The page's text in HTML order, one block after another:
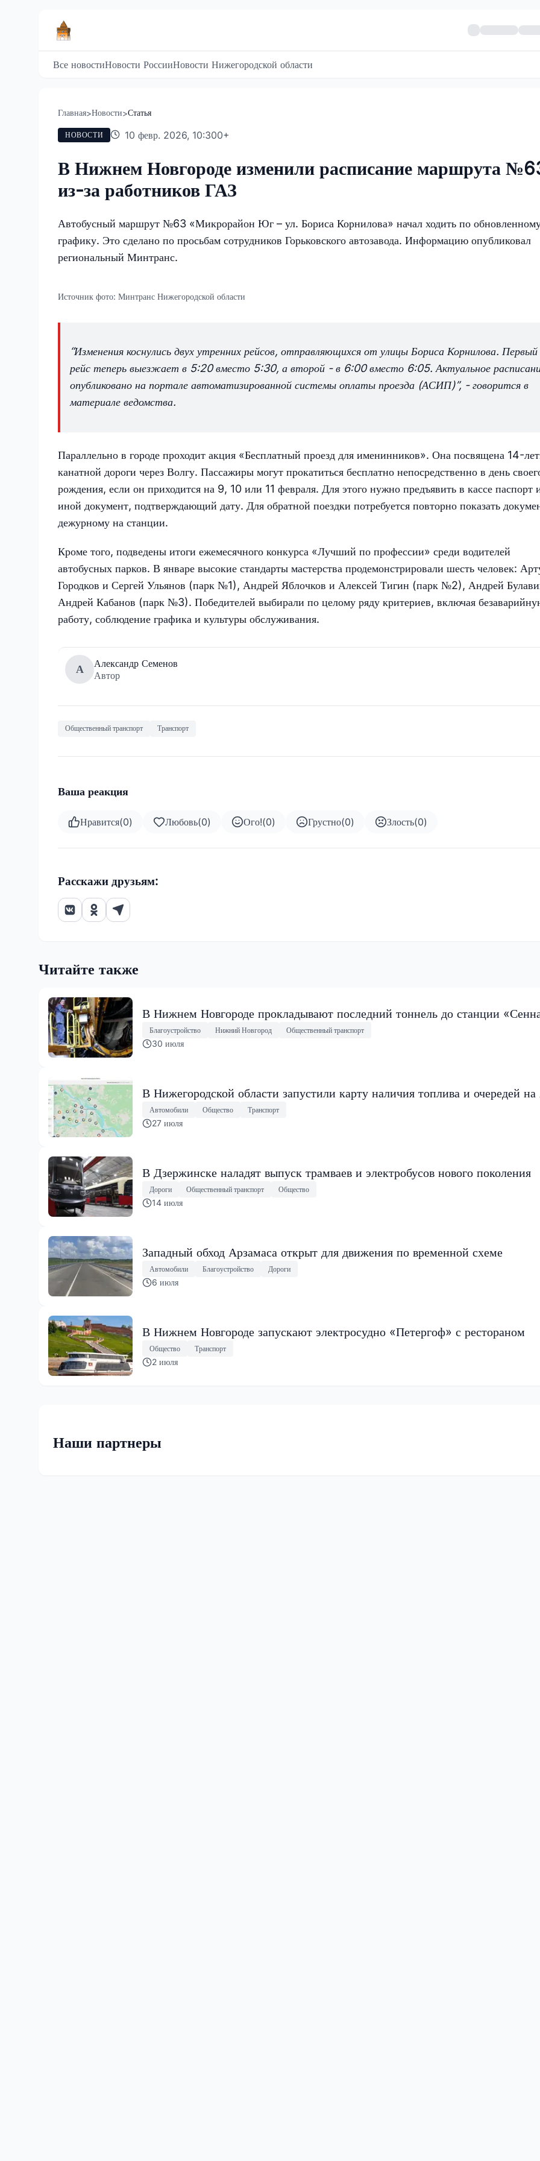
Все новостиНовости РоссииНовости Нижегородской области
Главная>Новости>Статья
НОВОСТИ 10 февр. 2026, 10:300+
В Нижнем Новгороде изменили расписание маршрута
из-за работников ГАЗ
Автобусный маршрут №63 «Микрорайон Юг – ул. Бориса Корнилова» начал ходить по
графику. Это сделано по просьбам сотрудников Горьковского автозавода. Информацию опубликовал
региональный Минтранс.
Источник фото: Минтранс Нижегородской области
“Изменения коснулись двух утренних рейсов, отправляющихся от улицы Бориса Корнилова. Первый
рейс теперь выезжает в 5:20 вместо 5:30, а второй - в 6:00 вместо 6:05. Актуальное
опубликовано на портале автоматизированной системы оплаты проезда (АСИП)”, - говорится в
материале ведомства.
Параллельно в городе проходит акция «Бесплатный проезд для именинников». Она посвящена 14-
канатной дороги через Волгу. Пассажиры могут прокатиться бесплатно непосредственно в день
рождения, если он приходится на 9, 10 или 11 февраля. Для этого нужно предъявить в кассе паспорт
иной документ, подтверждающий дату. Для обратной поездки потребуется повторно показать
дежурному на станции.
Кроме того, подведены итоги ежемесячного конкурса «Лучший по профессии» среди водителей
автобусных парков. В январе высокие стандарты мастерства продемонстрировали шесть человек:
Городков и Сергей Ульянов (парк №1), Андрей Яблочков и Алексей Тигин (парк №2), Андрей
Андрей Кабанов (парк №3). Победителей выбирали по целому ряду критериев, включая
работу, соблюдение графика и культуры обслуживания.
А
Александр Семенов
Автор
Общественный транспорт Транспорт
Ваша реакция
Нравится(0) Любовь(0) Ого!(0) Грустно(0) Злость(0)
Расскажи друзьям:
Читайте также
В Нижнем Новгороде прокладывают последний тоннель до станции
Благоустройство Нижний Новгород Общественный транспорт
30 июля
В Нижегородской области запустили карту наличия топлива и очередей
Автомобили Общество Транспорт
27 июля
В Дзержинске наладят выпуск трамваев и электробусов нового поколения
Дороги Общественный транспорт Общество
14 июля
Западный обход Арзамаса открыт для движения по временной схеме
Автомобили Благоустройство Дороги
6 июля
В Нижнем Новгороде запускают электросудно «Петергоф» с рестораном
Общество Транспорт
2 июля
Наши партнеры